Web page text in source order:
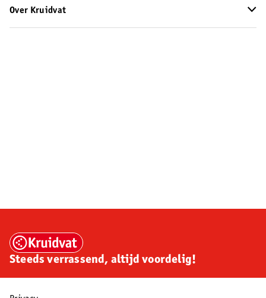
Over Kruidvat
Steeds verrassend, altijd voordelig!